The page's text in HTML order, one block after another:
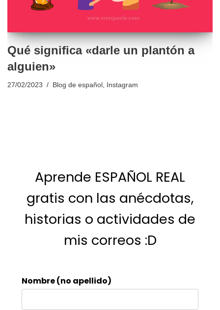
Qué significa «darle un plantón a
alguien»
27/02/2023 Blog de español Instagram
Aprende ESPAÑOL REAL
gratis con las anécdotas,
historias o actividades de
mis correos :D
Nombre (no apellido)